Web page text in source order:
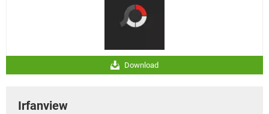
Download
Irfanview